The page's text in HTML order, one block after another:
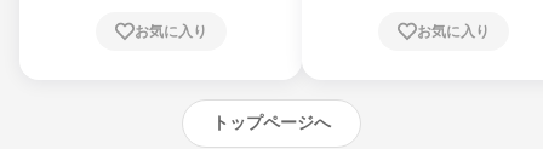
崎県、熊本県、大分県、宮崎県、鹿児島県、
お気に入り お気に入り
トップページへ